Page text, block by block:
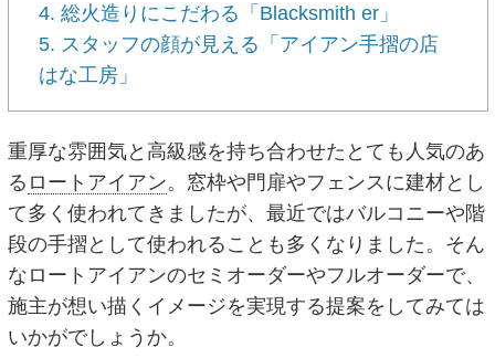
4. 総火造りにこだわる「Blacksmith er」
5. スタッフの顔が見える「アイアン手摺の店
はな工房」
重厚な雰囲気と高級感を持ち合わせたとても人気のあ
る ロートアイアン。窓枠や門扉やフェンスに建材とし
て多く使われてきましたが、最近ではバルコニーや階
段の手摺として使われることも多くなりました。そん
なロートアイアンのセミオーダーやフルオーダーで、
施主が想い描くイメージを実現する提案をしてみては
いかがでしょうか。